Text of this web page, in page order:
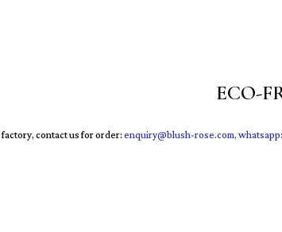
ECO-
contact us for order:enquiry@blush-rose.com, whatsapp: